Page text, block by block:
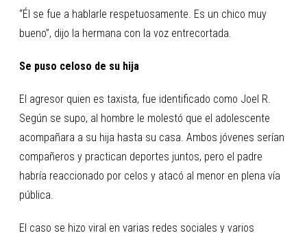
“Él se fue a hablarle respetuosamente. Es un chico muy
bueno”, dijo la hermana con la voz entrecortada.
Se puso celoso de su hija
El agresor quien es taxista, fue identificado como Joel R.
Según se supo, al hombre le molestó que el adolescente
acompañara a su hija hasta su casa. Ambos jóvenes serían
compañeros y practican deportes juntos, pero el padre
habría reaccionado por celos y atacó al menor en plena vía
pública.
El caso se hizo viral en varias redes sociales y varios